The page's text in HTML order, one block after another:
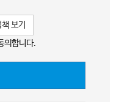
보기
의합니다.